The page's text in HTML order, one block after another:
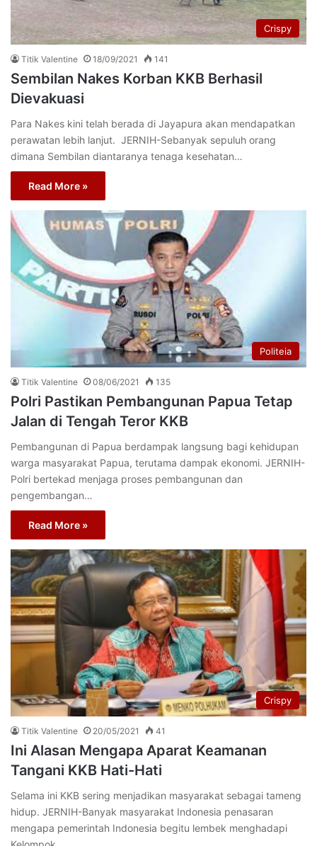
Crispy
Titik Valentine 18/09/2021 141
Sembilan Nakes Korban KKB Berhasil
Dievakuasi
Para Nakes kini telah berada di Jayapura akan mendapatkan
perawatan lebih lanjut. JERNIH-Sebanyak sepuluh orang
dimana Sembilan diantaranya tenaga kesehatan…
Read More »
Politeia
Titik Valentine 08/06/2021 135
Polri Pastikan Pembangunan Papua Tetap
Jalan di Tengah Teror KKB
Pembangunan di Papua berdampak langsung bagi kehidupan
warga masyarakat Papua, terutama dampak ekonomi. JERNIH-
Polri bertekad menjaga proses pembangunan dan
pengembangan…
Read More »
Crispy
Titik Valentine 20/05/2021 41
Ini Alasan Mengapa Aparat Keamanan
Tangani KKB Hati-Hati
Selama ini KKB sering menjadikan masyarakat sebagai tameng
hidup. JERNIH-Banyak masyarakat Indonesia penasaran
mengapa pemerintah Indonesia begitu lembek menghadapi